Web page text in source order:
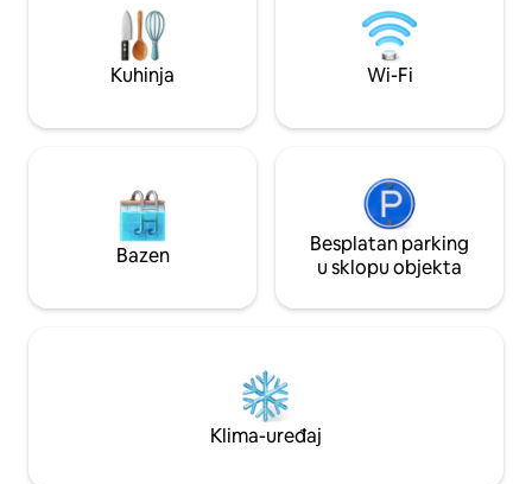
microonde, lavatrice, ferro da
stiro,bollitore,borsa termica. CIN
IT081009C2WONFMZDP
istražite najljepša
Siciliji.
Kuhinja Wi-Fi
Bazen
Besplatan parking
u sklopu objekta
Klima-uređaj